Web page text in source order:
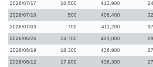
2026/07/17 10,500 413,900
2026/07/10 500 406,400
2026/07/03 700 411,200
2026/06/26 13,700 431,000
2026/06/19 18,300 436,900
2026/06/12 17,900 436,300